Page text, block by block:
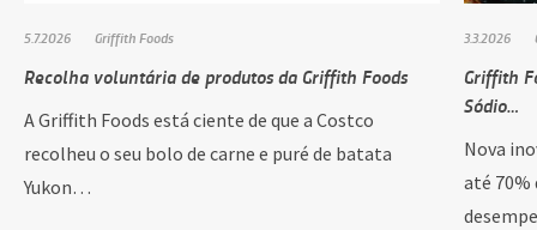
5.7.2026 Griffith Foods
Recolha voluntária de produtos da Griffith Foods
A Griffith Foods está ciente de que a Costco
recolheu o seu bolo de carne e puré de batata
Yukon…
3.3.2026
Griffith
Sódio…
Nova
até 70%